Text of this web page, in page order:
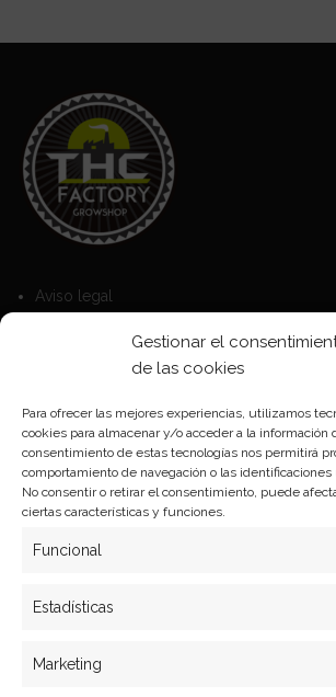
Gestionar el
de las cookies
Para ofrecer las mejores experiencias, utilizamos
cookies para almacenar y/o acceder a la información
consentimiento de estas tecnologías nos permitirá
comportamiento de navegación o las
No consentir o retirar el consentimiento, puede
ciertas características y funciones.
Funcional
Estadísticas
Marketing
Aviso legal
Política de privacidad
Formas de pago
Plazos y condiciones de envio
Politica de devoluciones